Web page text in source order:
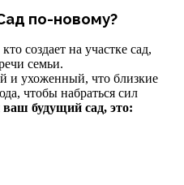
по-новому?
создает на участке сад,
семьи.
и ухоженный, что близкие
чтобы набраться сил
ваш будущий сад, это: